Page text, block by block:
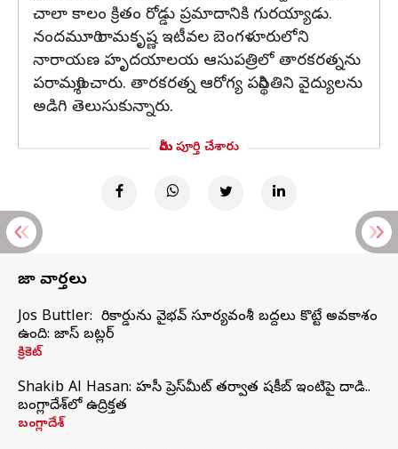
చాలా కాలం క్రితం రోడ్డు ప్రమాదానికి గురయ్యాడు.
నందమూరి రామకృష్ణ ఇటీవల బెంగళూరులోని
నారాయణ హృదయాలయ ఆసుపత్రిలో తారకరత్నను
పరామర్శించారు. తారకరత్న ఆరోగ్య పరిస్థితిని వైద్యులను
అడిగి తెలుసుకున్నారు.
మీరు పూర్తి చేశారు
తాజా వార్తలు
Jos Buttler: నా రికార్డును వైభవ్ సూర్యవంశీ బద్దలు కొట్టే అవకాశం
ఉంది: జాస్ బట్లర్
క్రికెట్
Shakib Al Hasan: హసీనా ప్రెస్‌మీట్‌ తర్వాత షకీబ్‌ ఇంటిపై దాడి..
బంగ్లాదేశ్‌లో ఉద్రిక్తత
బంగ్లాదేశ్